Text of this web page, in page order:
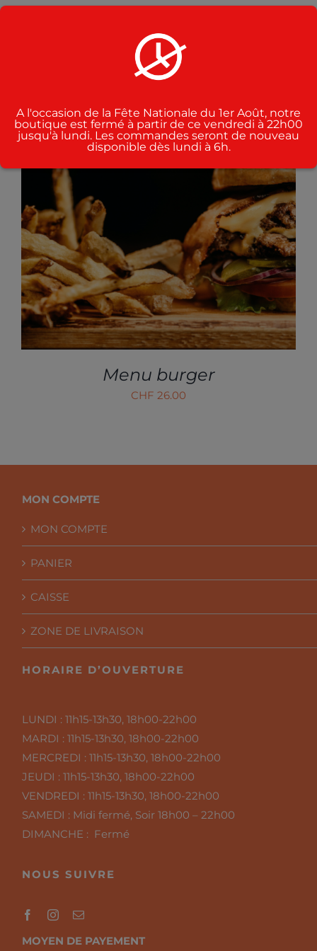
CHF24.00
CHOIX DES OPTIONS
CE
PRODUIT
A
PLUSIEURS
VARIATIONS.
LES
OPTIONS
PEUVENT
ÊTRE
CHOISIES
SUR
PAGE
DU
/
DÉTAILS
Menu burger
CHF 26.00
MON COMPTE
MON COMPTE
PANIER
CAISSE
ZONE DE LIVRAISON
HORAIRE D’OUVERTURE
LUNDI :11h15-13h30, 18h00-22h00
MARDI :11h15-13h30, 18h00-22h00
MERCREDI :11h15-13h30, 18h00-22h00
JEUDI :11h15-13h30, 18h00-22h00
VENDREDI :11h15-13h30, 18h00-22h00
SAMEDI : Midi fermé, Soir 18h00 – 22h00
DIMANCHE : Fermé
NOUS SUIVRE
MOYEN DE PAYEMENT
A l'occasion de la Fête Nationale du 1er Août, notre
boutique est fermé à partir de ce vendredi à 22h00
jusqu'à lundi. Les commandes seront de nouveau
disponible dès lundi à 6h.